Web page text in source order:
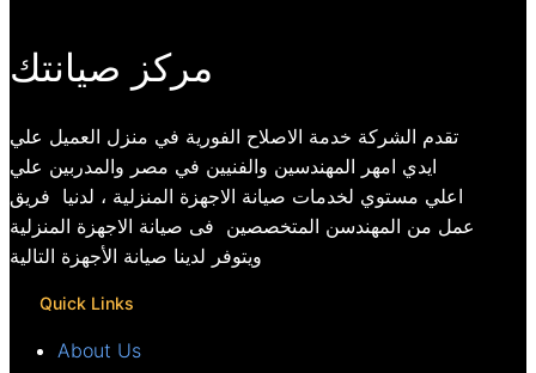
مركز صيانتك
تقدم الشركة خدمة الاصلاح الفورية في منزل العميل علي
ايدي امهر المهندسين والفنيين في مصر والمدربين علي
اعلي مستوي لخدمات صيانة الاجهزة المنزلية ، لدنيا فريق
عمل من المهندسن المتخصصين فى صيانة الاجهزة المنزلية
ويتوفر لدينا صيانة الأجهزة التالية
Quick Links
About Us